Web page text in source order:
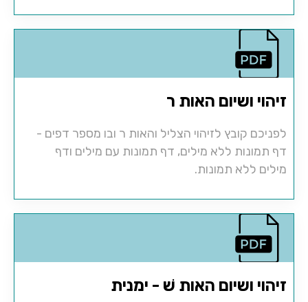
זיהוי ושיום האות ר
לפניכם קובץ לזיהוי הצליל והאות ר ובו מספר דפים -
דף תמונות ללא מילים, דף תמונות עם מילים ודף
מילים ללא תמונות.
זיהוי ושיום האות שׁ - ימנית